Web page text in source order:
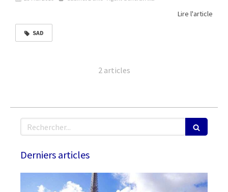
Lire l'article
SAD
2 articles
Rechercher
Derniers articles